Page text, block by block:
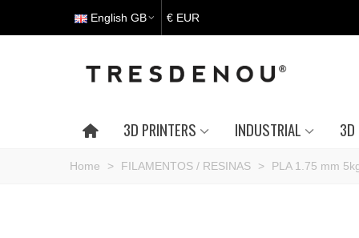
English GB € EUR
3D PRINTERS INDUSTRIAL 3D
Home > FILAMENTOS / RESINAS > PLA 1.75 mm